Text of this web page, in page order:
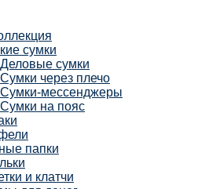
сумки
Деловые сумки
Сумки через плечо
Сумки-мессенджеры
Сумки на пояс
папки
и клатчи